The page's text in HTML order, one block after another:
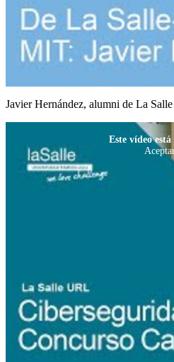
Javier Hernández, alumni de La
Este vídeo